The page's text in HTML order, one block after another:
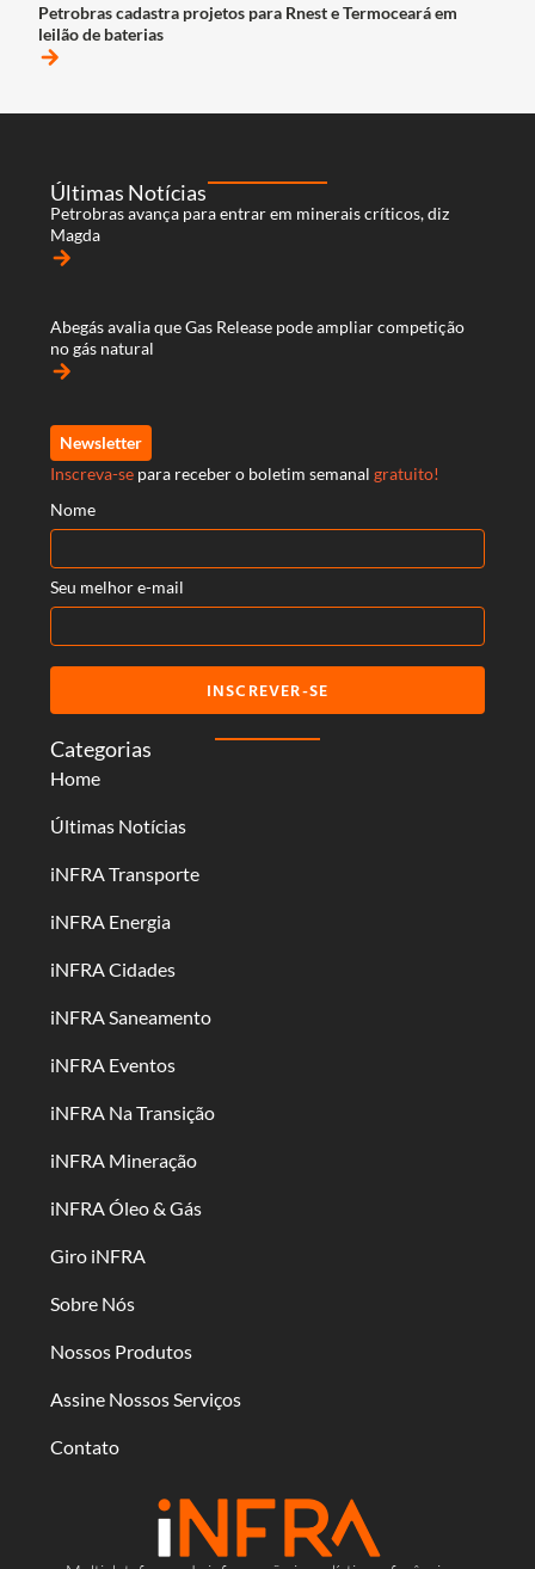
Petrobras cadastra projetos para Rnest e Termoceará em
leilão de baterias
arrow_forward
Categorias
Home
Últimas Notícias
iNFRA Transporte
iNFRA Energia
iNFRA Cidades
iNFRA Saneamento
iNFRA Eventos
iNFRA Na Transição
iNFRA Mineração
iNFRA Óleo & Gás
Giro iNFRA
Sobre Nós
Nossos Produtos
Assine Nossos Serviços
Contato
Últimas Notícias
Petrobras avança para entrar em minerais críticos, diz
Magda
arrow_forward
Abegás avalia que Gas Release pode ampliar competição
no gás natural
arrow_forward
Newsletter
Inscreva-se para receber o boletim semanal gratuito!
Nome
Seu melhor e-mail
INSCREVER-SE